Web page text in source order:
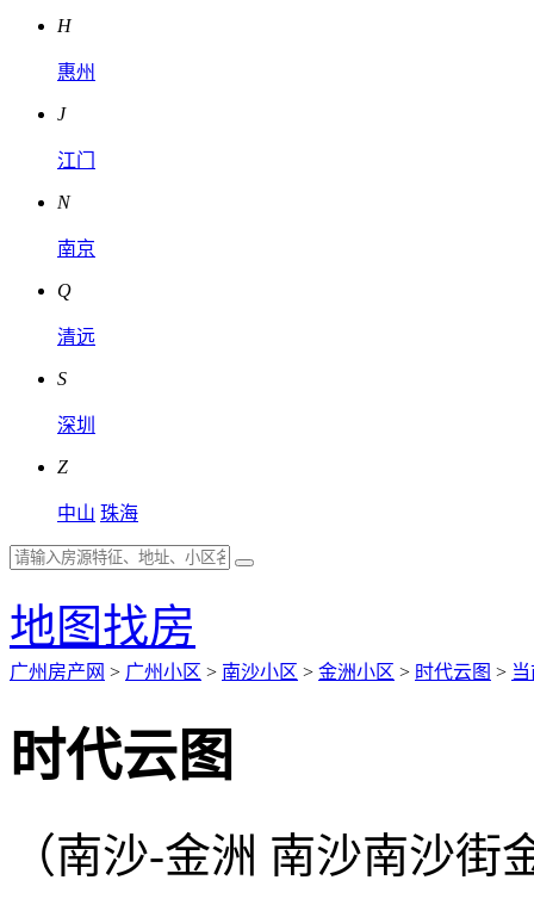
H
惠州
J
江门
N
南京
Q
清远
S
深圳
Z
中山 珠海
地图找房
广州房产网 > 广州小区 > 南沙小区 > 金洲小区 > 时代云图 >
时代云图
（南沙-金洲 南沙南沙